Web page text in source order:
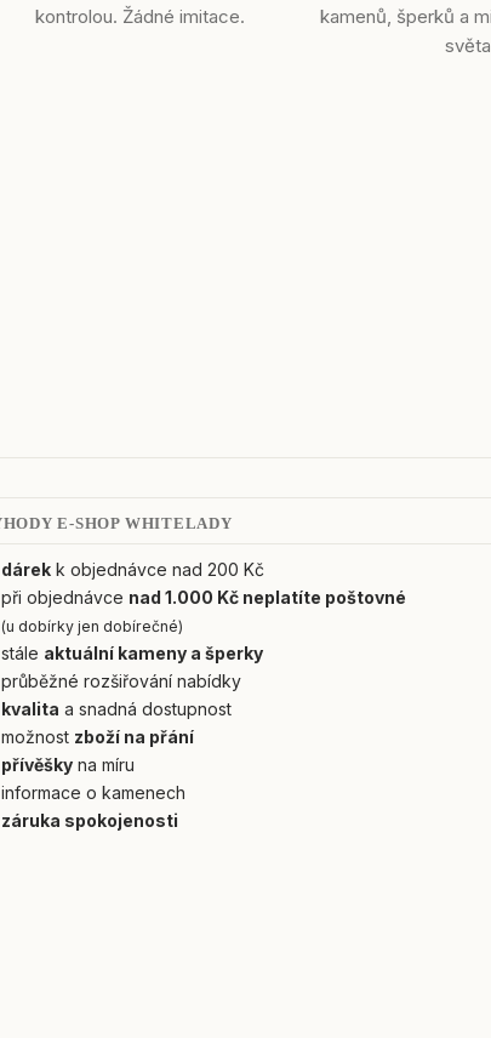
kontrolou. Žádné imitace.
kamenů, šperků a
E-SHOP WHITELADY
dárekk objednávce nad 200 Kč
při objednávce nad 1.000 Kč neplatíte poštovné
(u dobírky jen dobírečné)
stále aktuální kameny a šperky
průběžné rozšiřování nabídky
kvalita a snadná dostupnost
možnost zboží na přání
přívěškyna míru
informace o kamenech
záruka spokojenosti